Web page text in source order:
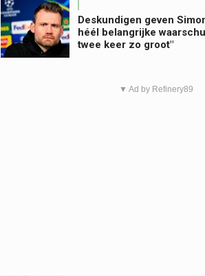
Deskundigen geven
héél belangrijke
twee keer zo groot"
▼ Ad by Refinery89